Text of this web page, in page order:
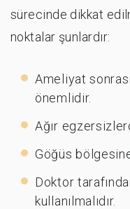
sürecinde dikkat
noktalar şunlardır:
Ameliyat
önemlidir.
Ağır
Göğüs
Doktor
kullanılmalıdır.